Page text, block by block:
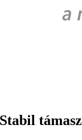
Stabil